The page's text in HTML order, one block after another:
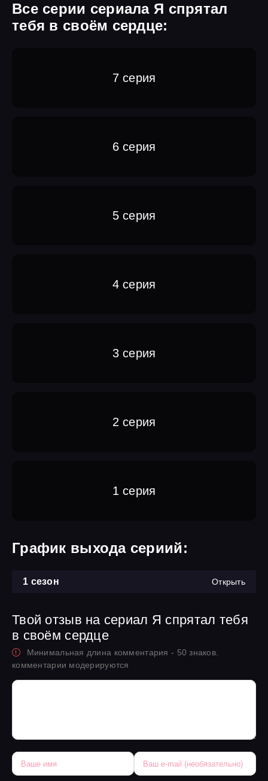
Все серии сериала Я спрятал
тебя в своём сердце:
7 серия
6 серия
5 серия
4 серия
3 серия
2 серия
1 серия
График выхода сериий:
1 сезон Открыть
Твой отзыв на сериал Я спрятал тебя
в своём сердце
Минимальная длина комментария - 50 знаков.
комментарии модерируются